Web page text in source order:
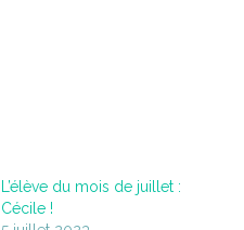
L’élève du mois de juillet :
Cécile !